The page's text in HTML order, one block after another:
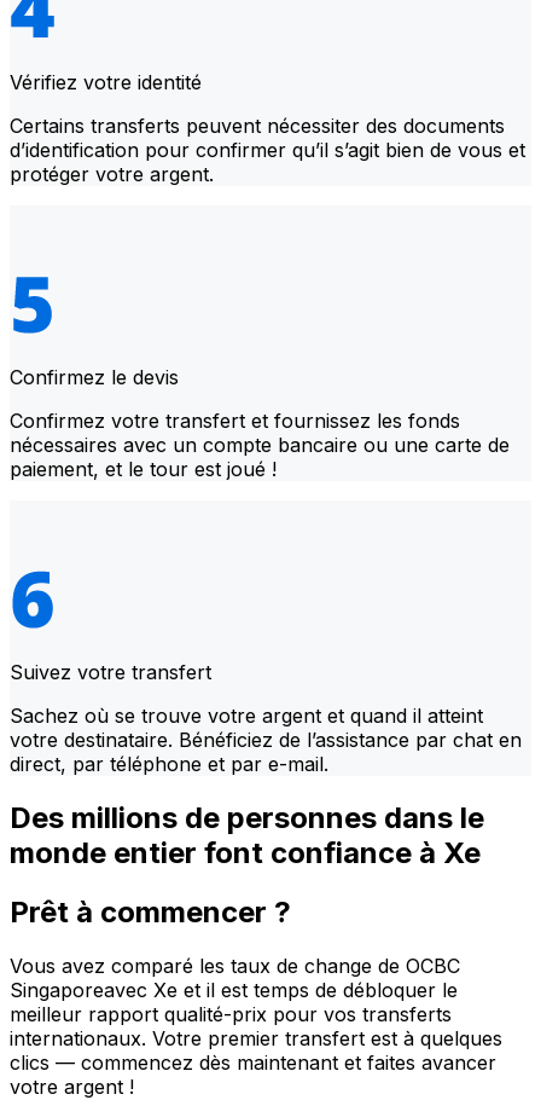
Vérifiez votre identité
Certains transferts peuvent nécessiter des documents
d’identification pour confirmer qu’il s’agit bien de vous et
protéger votre argent.
Confirmez le devis
Confirmez votre transfert et fournissez les fonds
nécessaires avec un compte bancaire ou une carte de
paiement, et le tour est joué !
Suivez votre transfert
Sachez où se trouve votre argent et quand il atteint
votre destinataire. Bénéficiez de l’assistance par chat en
direct, par téléphone et par e-mail.
Des millions de personnes dans le
monde entier font confiance à Xe
Prêt à commencer ?
Vous avez comparé les taux de change de OCBC
Singaporeavec Xe et il est temps de débloquer le
meilleur rapport qualité-prix pour vos transferts
internationaux. Votre premier transfert est à quelques
clics — commencez dès maintenant et faites avancer
votre argent !